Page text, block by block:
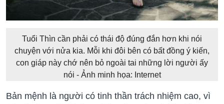
Tuổi Thìn cần phải có thái độ đúng đắn hơn khi nói
chuyện với nửa kia. Mỗi khi đôi bên có bất đồng ý kiến,
con giáp này chớ nên bỏ ngoài tai những lời người ấy
nói - Ảnh minh họa: Internet
Bản mệnh là người có tinh thần trách nhiệm cao, vì